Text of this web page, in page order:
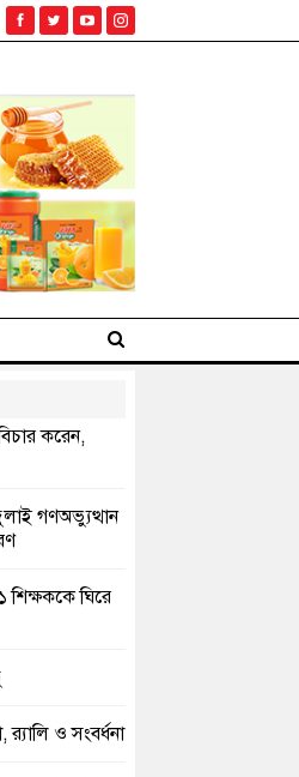
করেন,
গণঅভ্যুত্থান
শিক্ষককে ঘিরে
র‍্যালি ও সংবর্ধনা